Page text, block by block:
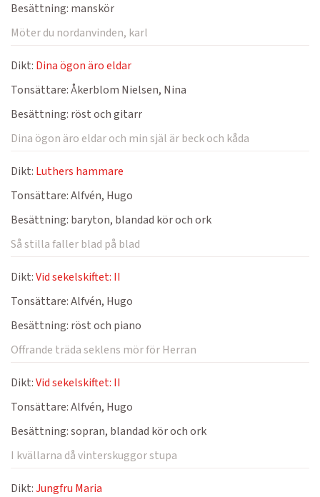
Besättning: manskör
Möter du nordanvinden, karl
Dikt: Dina ögon äro eldar
Tonsättare:Åkerblom Nielsen, Nina
Besättning: röst och gitarr
Dina ögon äro eldar och min själ är beck och kåda
Dikt: Luthers hammare
Tonsättare:Alfvén, Hugo
Besättning: baryton, blandad kör och ork
Så stilla faller blad på blad
Dikt:Vid sekelskiftet: II
Tonsättare:Alfvén, Hugo
Besättning: röst och piano
Offrande träda seklens mör för Herran
Dikt:Vid sekelskiftet: II
Tonsättare:Alfvén, Hugo
Besättning:sopran, blandad kör och ork
I kvällarna då vinterskuggor stupa
Dikt:Jungfru Maria